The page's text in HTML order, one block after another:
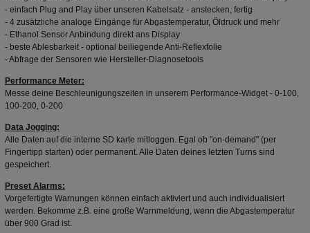
- einfach Plug and Play über unseren Kabelsatz - anstecken, fertig
- 4 zusätzliche analoge Eingänge für Abgastemperatur, Öldruck und mehr
- Ethanol Sensor Anbindung direkt ans Display
- beste Ablesbarkeit - optional beiliegende Anti-Reflexfolie
- Abfrage der Sensoren wie Hersteller-Diagnosetools
Performance Meter:
Messe deine Beschleunigungszeiten in unserem Performance-Widget - 0-100,
100-200, 0-200
Data Jogging:
Alle Daten auf die interne SD karte mitloggen. Egal ob "on-demand" (per
Fingertipp starten) oder permanent. Alle Daten deines letzten Turns sind
gespeichert.
Preset Alarms:
Vorgefertigte Warnungen können einfach aktiviert und auch individualisiert
werden. Bekomme z.B. eine große Warnmeldung, wenn die Abgastemperatur
über 900 Grad ist.